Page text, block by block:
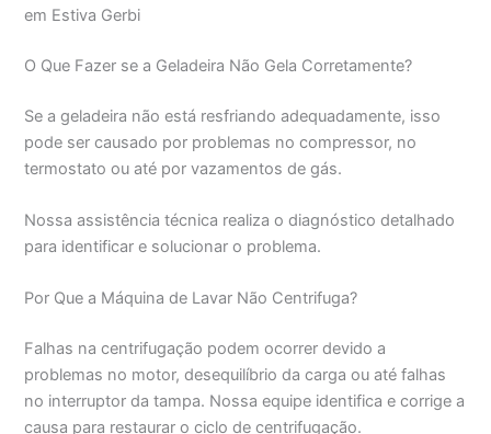
em Estiva Gerbi
O Que Fazer se a Geladeira Não Gela Corretamente?
Se a geladeira não está resfriando adequadamente, isso
pode ser causado por problemas no compressor, no
termostato ou até por vazamentos de gás.
Nossa assistência técnica realiza o diagnóstico detalhado
para identificar e solucionar o problema.
Por Que a Máquina de Lavar Não Centrifuga?
Falhas na centrifugação podem ocorrer devido a
problemas no motor, desequilíbrio da carga ou até falhas
no interruptor da tampa. Nossa equipe identifica e corrige a
causa para restaurar o ciclo de centrifugação.